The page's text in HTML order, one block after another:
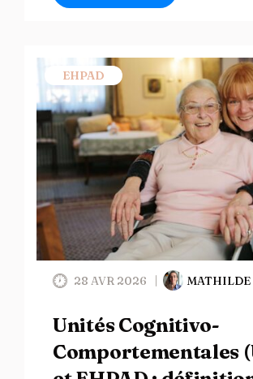
EHPAD
28 AVR 2026 MATHILDE
Unités Cognitivo-
Comportementales